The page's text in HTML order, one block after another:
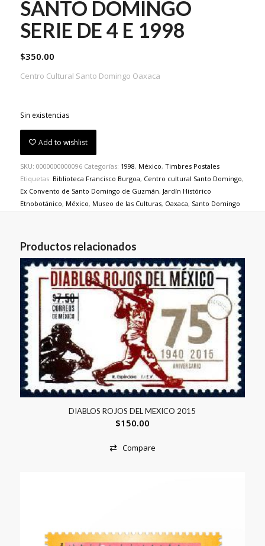
SANTO DOMINGO
SERIE DE 4 E 1998
$350.00
Centro Cultural Santo Domingo Oaxaca
Sin existencias
Add to wishlist
SKU: 0000000000096 Categorías: 1998, México, Timbres Postales
Etiquetas: Biblioteca Francisco Burgoa, Centro cultural Santo Domingo,
Ex Convento de Santo Domingo de Guzmán, Jardín Histórico
Etnobotánico, México, Museo de las Culturas, Oaxaca, Santo Domingo
Productos relacionados
DIABLOS ROJOS DEL MEXICO 2015
$150.00
Compare